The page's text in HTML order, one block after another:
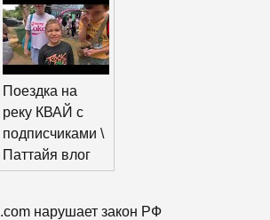
Поездка на
реку КВАЙ с
подписчиками \
Паттайя влог
нарушает закон РФ